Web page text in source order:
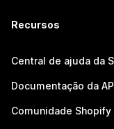
Recursos
Central de ajuda da
Documentação da API
Comunidade Shopify